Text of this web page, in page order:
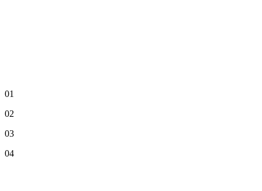
01
02
03
04